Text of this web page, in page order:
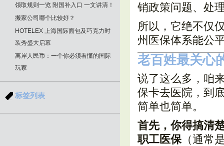
销政策问题、处
所以，它绝不仅
州医保体系能公
老百姓最关心
说了这么多，咱
保卡去医院，到
简单也简单。
首先，你得搞清
职工医保（通常
领取规则一览 附国补入口 一文讲清！
搬家公司哪个比较好？
HOTELEX 上海国际面包及巧克力时
装秀盛大启幕
离岸人民币：一个你必须看懂的国际
玩家
标签列表